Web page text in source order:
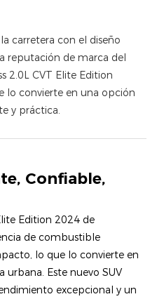
carretera con el diseño
reputación de marca del
2.0L CVT Elite Edition
lo convierte en una opción
y práctica.
Confiable,
Edition 2024 de
de combustible
lo que lo convierte en
urbana. Este nuevo SUV
excepcional y un